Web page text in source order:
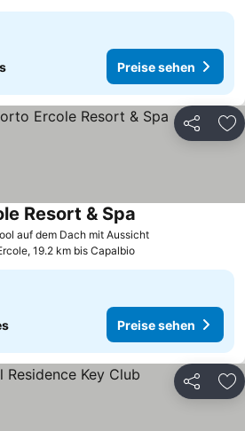
Preise sehen
Teilen
auf dem Dach mit Aussicht
Resort & Spa
19.2 km bis Capalbio
Preise sehen
Teilen